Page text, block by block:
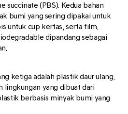
succinate (PBS). Kedua bahan
bumi yang sering dipakai untuk
untuk cup kertas, serta film.
dipandang sebagai
ketiga adalah plastik daur ulang.
lingkungan yang dibuat dari
berbasis minyak bumi yang